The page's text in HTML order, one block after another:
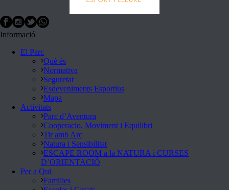
Informació
El Parc
Què és
Normativa
Seguretat
Esdeveniments Esportius
Mapa
Activitats
Parc d’Aventura
Cooperacio, Moviment i Equilibri
Tir amb Arc
Natura i Sensibilitat
ESCAPE ROOM a la NATURA i CURSES
D’ORIENTACIÓ
Per a Qui
Families